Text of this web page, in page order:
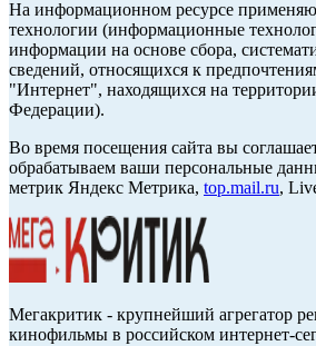
На информационном ресурсе
технологии (информационные
информации на основе сбора,
сведений, относящихся к
"Интернет", находящихся на
Федерации).
Во время посещения сайта вы
обрабатываем ваши персональные
метрик Яндекс Метрика, top.mail.ru,
Мегакритик - крупнейший агрегатор
кинофильмы в российском интернет-